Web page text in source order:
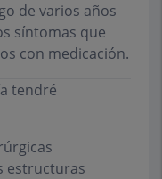
de varios años
síntomas que
con medicación.
tendré
estructuras